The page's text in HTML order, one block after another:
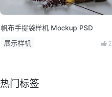
帆布手提袋样机 Mockup PSD
展示样机
2
热门标签